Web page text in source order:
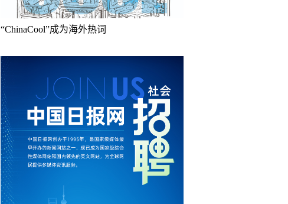
“ChinaCool”成为海外热词